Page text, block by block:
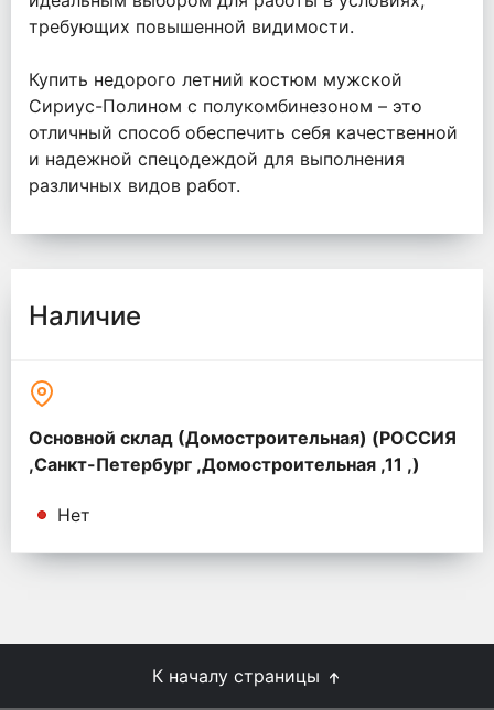
требующих повышенной видимости.
Купить недорого летний костюм мужской
Сириус-Полином с полукомбинезоном – это
отличный способ обеспечить себя качественной
и надежной спецодеждой для выполнения
различных видов работ.
Наличие
Основной склад (Домостроительная) (РОССИЯ
,Санкт-Петербург ,Домостроительная ,11 ,)
Нет
К началу страницы